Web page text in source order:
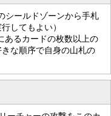
シールドゾーンから手札
してもよい）
あるカードの枚数以上の
な順序で自身の山札の